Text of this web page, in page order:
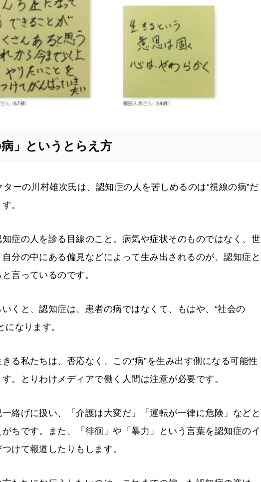
病」というとらえ方
ターの川村雄次氏は、認知症の人を苦しめるのは“視線の病”だ
。
症の人を診る目線のこと。病気や症状そのものではなく、世
分の中にある偏見などによって生み出されるのが、認知症と
言っているのです。
くと、認知症は、患者の病ではなくて、もはや、“社会の
になります。
る私たちは、否応なく、この“病”を生み出す側になる可能性
。とりわけメディアで働く人間は注意が必要です。
絡げに扱い、「介護は大変だ」「運転が一律に危険」などと
がちです。また、「徘徊」や「暴力」という言葉を認知症のイ
けて報道したりもします。